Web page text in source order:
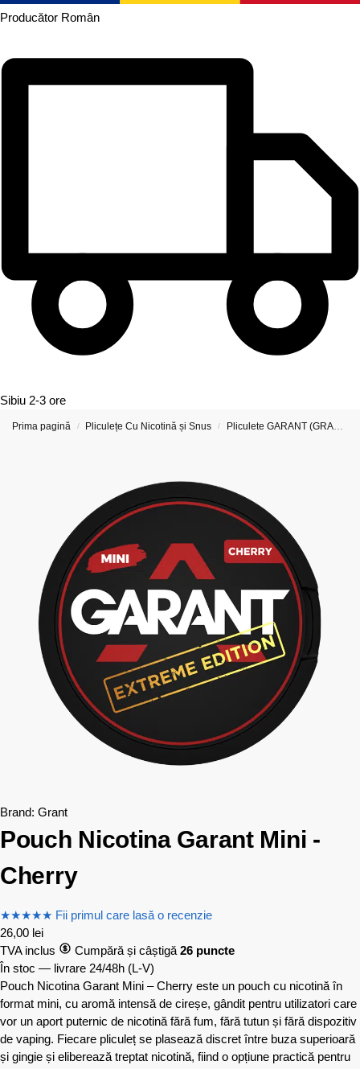
Producător Român
Sibiu 2-3 ore
Prima pagină / Pliculețe Cu Nicotină și Snus / Pliculete GARANT (GRANT) Cu Nicotina
Brand: Grant
Pouch Nicotina Garant Mini -
Cherry
★★★★★ Fii primul care lasă o recenzie
26,00 lei
TVA inclus
Cumpără și câștigă 26 puncte
În stoc — livrare 24/48h (L-V)
Pouch Nicotina Garant Mini – Cherry este un pouch cu nicotină în
format mini, cu aromă intensă de cireșe, gândit pentru utilizatori care
vor un aport puternic de nicotină fără fum, fără tutun și fără dispozitiv
de vaping. Fiecare pliculeț se plasează discret între buza superioară
și gingie și eliberează treptat nicotină, fiind o opțiune practică pentru